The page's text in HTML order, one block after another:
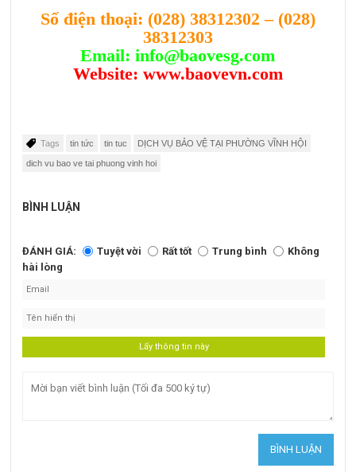
Số điện thoại: (028) 38312302 – (028)
38312303
Email: info@baovesg.com
Website: www.baovevn.com
Tags tin tức tin tuc DỊCH VỤ BẢO VỆ TẠI PHƯỜNG VĨNH HỘI
dich vu bao ve tai phuong vinh hoi
BÌNH LUẬN
ĐÁNH GIÁ: Tuyệt vời Rất tốt Trung bình
Không
hài lòng